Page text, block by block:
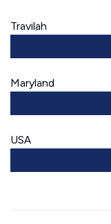
Travilah
Maryland
USA